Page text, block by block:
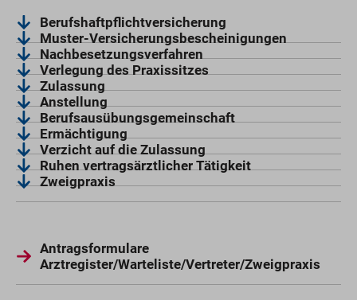
Berufshaftpflichtversicherung
Muster-Versicherungsbescheinigungen
Nachbesetzungsverfahren
Verlegung des Praxissitzes
Zulassung
Anstellung
Berufsausübungsgemeinschaft
Ermächtigung
Verzicht auf die Zulassung
Ruhen vertragsärztlicher Tätigkeit
Zweigpraxis
Antragsformulare
Arztregister/Warteliste/Vertreter/Zweigpraxis